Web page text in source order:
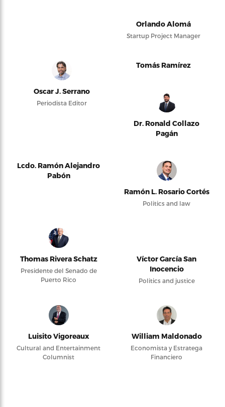
Orlando Alomá
Startup Project Manager
Oscar J. Serrano
Periodista Editor
Tomás Ramírez
Dr. Ronald Collazo
Pagán
Lcdo. Ramón Alejandro
Pabón
Ramón L. Rosario Cortés
Politics and law
Thomas Rivera Schatz
Presidente del Senado de
Puerto Rico
Víctor García San
Inocencio
Politics and justice
Luisito Vigoreaux
Cultural and Entertainment
Columnist
William Maldonado
Economista y Estratega
Financiero